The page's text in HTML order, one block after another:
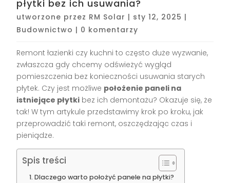
płytki bez ich usuwania?
utworzone przez RM Solar | sty 12, 2025 |
Budownictwo | 0 komentarzy
Remont łazienki czy kuchni to często duże wyzwanie,
zwłaszcza gdy chcemy odświeżyć wygląd
pomieszczenia bez konieczności usuwania starych
płytek. Czy jest możliwe położenie paneli na
istniejące płytki bez ich demontażu? Okazuje się, że
tak! W tym artykule przedstawimy krok po kroku, jak
przeprowadzić taki remont, oszczędzając czas i
pieniądze.
Spis treści
Dlaczego warto położyć panele na płytki?